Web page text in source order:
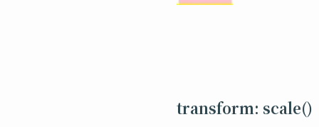
transform: scale()